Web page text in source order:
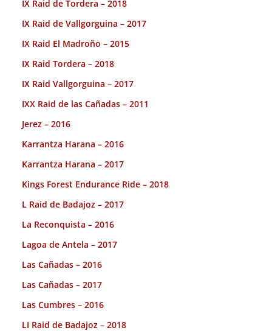
IX Raid de Tordera – 2018
IX Raid de Vallgorguina – 2017
IX Raid El Madroño – 2015
IX Raid Tordera – 2018
IX Raid Vallgorguina – 2017
IXX Raid de las Cañadas – 2011
Jerez – 2016
Karrantza Harana – 2016
Karrantza Harana – 2017
Kings Forest Endurance Ride – 2018
L Raid de Badajoz – 2017
La Reconquista – 2016
Lagoa de Antela – 2017
Las Cañadas – 2016
Las Cañadas – 2017
Las Cumbres – 2016
LI Raid de Badajoz – 2018